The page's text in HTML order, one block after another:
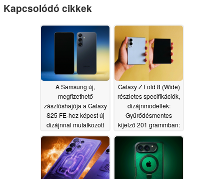
Kapcsolódó cikkek
A Samsung új,
megfizethető
zászlóshajója a Galaxy
S25 FE-hez képest új
dizájnnal mutatkozott
06/07/2026
Galaxy Z Fold 8 (Wide)
részletes specifikációk,
dizájnmodellek:
Gyűrődésmentes
kijelző 201 grammban:
akkumulátor;
gyűrődésmentes
kijelző 201 grammban
06/02/2026